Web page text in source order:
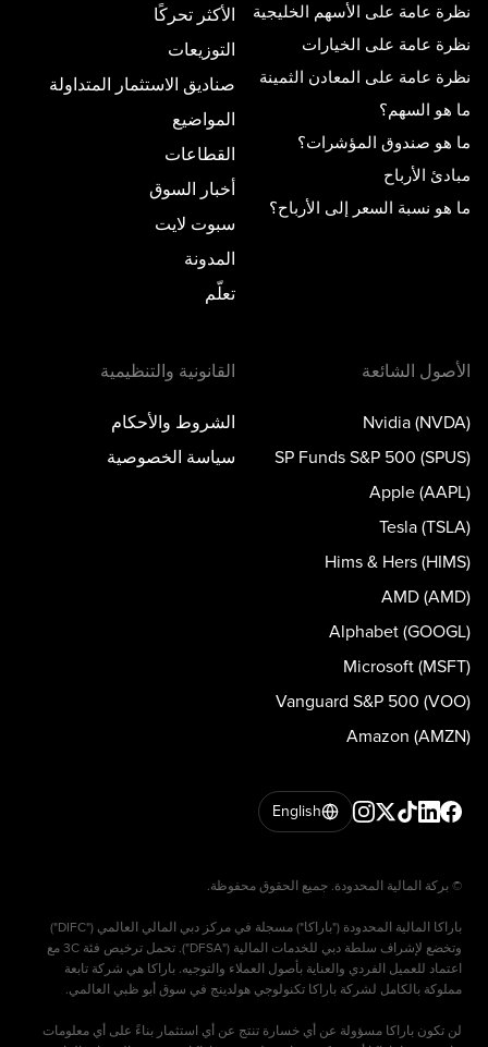
نظرة عامة على الأسهم الخليجية
نظرة عامة على الخيارات
نظرة عامة على المعادن الثمينة
ما هو السهم؟
ما هو صندوق المؤشرات؟
مبادئ الأرباح
ما هو نسبة السعر إلى الأرباح؟
الأكثر تحركًا
التوزيعات
صناديق الاستثمار المتداولة
المواضيع
القطاعات
أخبار السوق
سبوت لايت
المدونة
تعلّم
الأصول الشائعة
Nvidia (NVDA)
SP Funds S&P 500 (SPUS)
Apple (AAPL)
Tesla (TSLA)
Hims & Hers (HIMS)
AMD (AMD)
Alphabet (GOOGL)
Microsoft (MSFT)
Vanguard S&P 500 (VOO)
Amazon (AMZN)
القانونية والتنظيمية
الشروط والأحكام
سياسة الخصوصية
English
باراكا المالية المحدودة ("باراكا") مسجلة في مركز دبي المالي العالمي ("DIFC")
وتخضع لإشراف سلطة دبي للخدمات المالية ("DFSA"). تحمل ترخيص فئة 3C مع
اعتماد للعميل الفردي والعناية بأصول العملاء والتوجيه. باراكا هي شركة تابعة
لن تكون باراكا مسؤولة عن أي خسارة تنتج عن أي استثمار بناءً على أي معلومات